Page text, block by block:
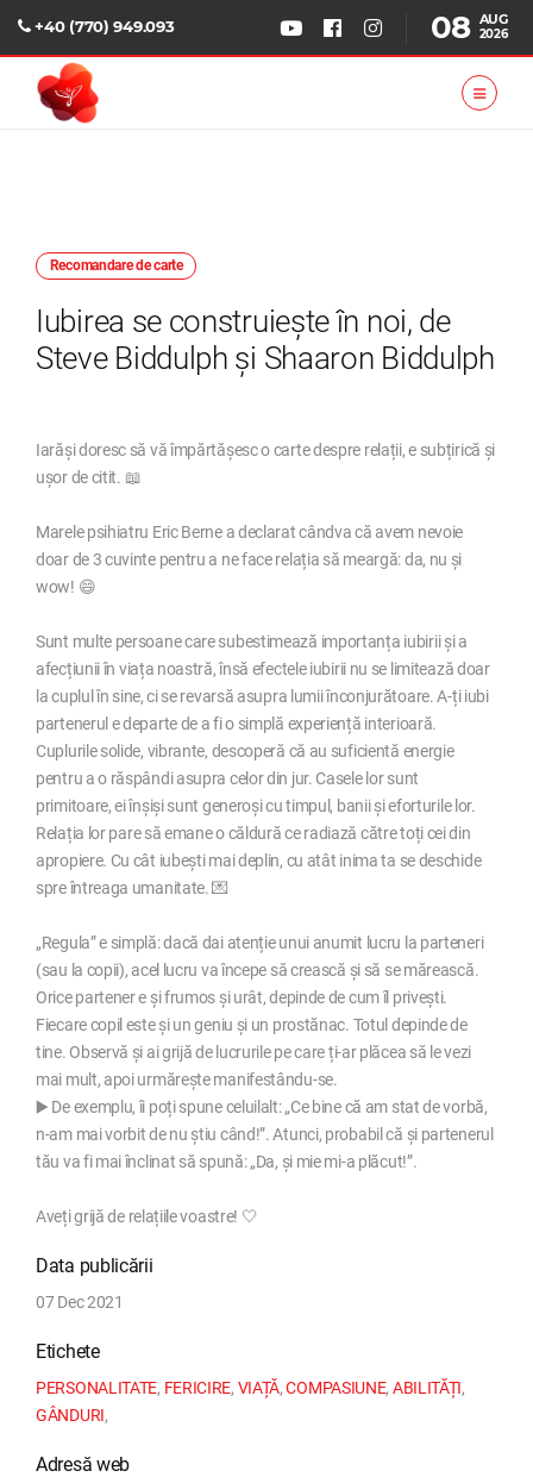
+40 (770) 949.093 08 AUG
2026
Recomandare de carte
Iubirea se construiește în noi, de
Steve Biddulph și Shaaron Biddulph
Iarăși doresc să vă împărtășesc o carte despre relații, e subțirică și
ușor de citit. 📖
Marele psihiatru Eric Berne a declarat cândva că avem nevoie
doar de 3 cuvinte pentru a ne face relația să meargă: da, nu și
wow! 😄
Sunt multe persoane care subestimează importanța iubirii și a
afecțiunii în viața noastră, însă efectele iubirii nu se limitează doar
la cuplul în sine, ci se revarsă asupra lumii înconjurătoare. A-ți iubi
partenerul e departe de a fi o simplă experiență interioară.
Cuplurile solide, vibrante, descoperă că au suficientă energie
pentru a o răspândi asupra celor din jur. Casele lor sunt
primitoare, ei înșiși sunt generoși cu timpul, banii și eforturile lor.
Relația lor pare să emane o căldură ce radiază către toți cei din
apropiere. Cu cât iubești mai deplin, cu atât inima ta se deschide
spre întreaga umanitate. 💌
„Regula” e simplă: dacă dai atenție unui anumit lucru la parteneri
(sau la copii), acel lucru va începe să crească și să se mărească.
Orice partener e și frumos și urât, depinde de cum îl privești.
Fiecare copil este și un geniu și un prostănac. Totul depinde de
tine. Observă și ai grijă de lucrurile pe care ți-ar plăcea să le vezi
mai mult, apoi urmărește manifestându-se.
▶️ De exemplu, îi poți spune celuilalt: „Ce bine că am stat de vorbă,
n-am mai vorbit de nu știu când!”. Atunci, probabil că și partenerul
tău va fi mai înclinat să spună: „Da, și mie mi-a plăcut!”.
Aveți grijă de relațiile voastre! 🤍
Data publicării
07 Dec 2021
Etichete
PERSONALITATE, FERICIRE, VIAȚĂ,COMPASIUNE, ABILITĂȚI,
GÂNDURI,
Adresă web